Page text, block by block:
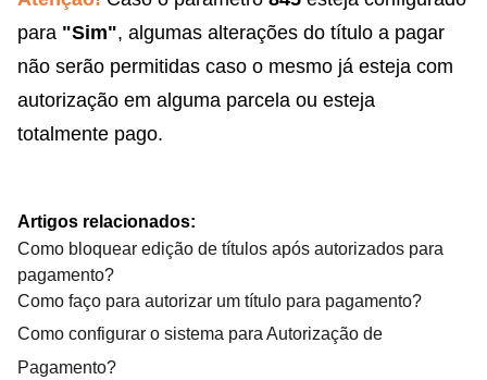
para "Sim", algumas alterações do título a pagar
não serão permitidas caso o mesmo já esteja com
autorização em alguma parcela ou esteja
totalmente pago.
Artigos relacionados:
Como bloquear edição de títulos após autorizados para
pagamento?
Como faço para autorizar um título para pagamento?
Como configurar o sistema para Autorização de
Pagamento?